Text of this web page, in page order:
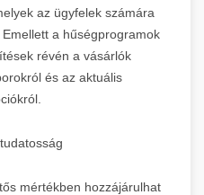
az ügyfelek számára
a hűségprogramok
révén a vásárlók
és az aktuális
mértékben hozzájárulhat